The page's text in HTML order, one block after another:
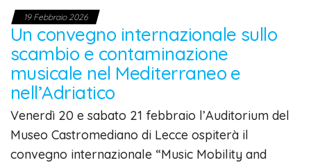
19 Febbraio 2026
Un convegno internazionale sullo
scambio e contaminazione
musicale nel Mediterraneo e
nell’Adriatico
Venerdì 20 e sabato 21 febbraio l’Auditorium del
Museo Castromediano di Lecce ospiterà il
convegno internazionale “Music Mobility and